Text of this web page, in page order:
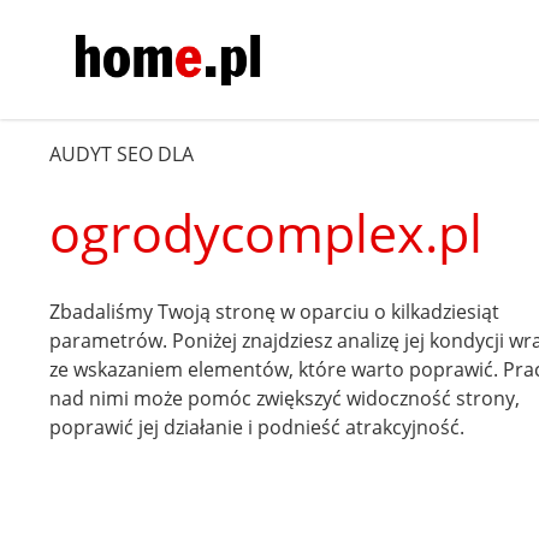
AUDYT SEO DLA
ogrodycomplex.pl
Zbadaliśmy Twoją stronę w oparciu o kilkadziesiąt
parametrów. Poniżej znajdziesz analizę jej kondycji
ze wskazaniem elementów, które warto poprawić.
nad nimi może pomóc zwiększyć widoczność strony,
poprawić jej działanie i podnieść atrakcyjność.